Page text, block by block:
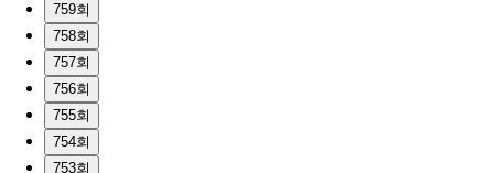
759회
758회
757회
756회
755회
754회
753회